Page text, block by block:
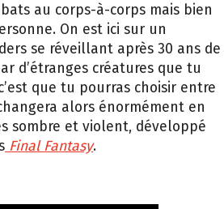
au corps-à-corps mais bien
On est ici sur un
se réveillant après 30 ans de
d’étranges créatures que tu
que tu pourras choisir entre
alors énormément en
sombre et violent, développé
Final Fantasy.